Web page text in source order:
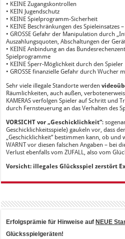
• KEINE Zugangskontrollen
• KEIN Jugendschutz
• KEINE Spielprogramm-Sicherheit
• KEINE Beschränkungen des Spieleinsatzes
• GROSSE Gefahr der Manipulation durch
Auszahlungsquoten, Abschaltungen der
• KEINE Anbindung an das
Spielprogramme
• KEINE Sperr-Möglichkeit durch den Spieler
• GROSSE finanzielle Gefahr durch Wucher
Sehr viele illegale Standorte werden
Räumlichkeiten, auch außen,
KAMERAS verfolgen Spieler auf Schritt und
durch Fernsteuerung an das Verhalten des
VORSICHT vor „Geschicklichkeit“:
Geschicklichkeitsspiele) gaukeln vor, dass
„Geschicklichkeit“ bestimmen kann, ob und
WARNT vor diesen falschen Angaben – bei
Verlust ebenfalls vom ZUFALL, also vom
Vorsicht: illegales Glücksspiel zerstört
Erfolgsprämie für Hinweise auf NEUE
Glücksspielgeräten!